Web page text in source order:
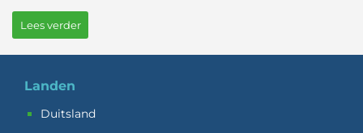
Lees verder
Landen
Duitsland